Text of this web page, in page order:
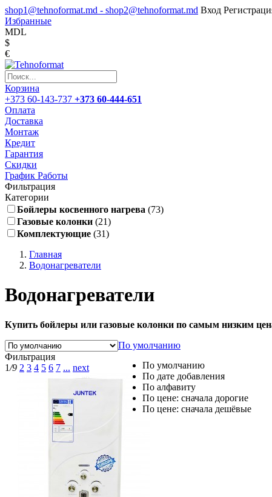
shop1@tehnoformat.md - shop2@tehnoformat.md Вход
Избранные
MDL
$
€
Корзина
+373 60-143-737 +373 60-444-651
Оплата
Доставка
Монтаж
Кредит
Гарантия
Скидки
График Работы
Фильтрация
Категории
Бойлеры косвенного нагрева (73)
Газовые колонки (21)
Комплектующие (31)
Главная
Водонагреватели
Водонагреватели
Купить бойлеры или газовые колонки по самым низким
По умолчанию
Фильтрация
1/9 2 3 4 5 6 7 ... next
По умолчанию
По дате добавления
По алфавиту
По цене: сначала дорогие
По цене: сначала дешёвые